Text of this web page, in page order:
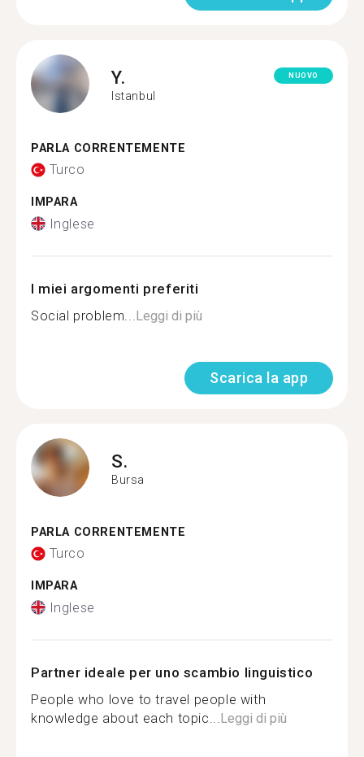
Y.
Istanbul
NUOVO
PARLA CORRENTEMENTE
Turco
IMPARA
Inglese
I miei argomenti preferiti
Social problem... Leggi di più
Scarica la app
S.
Bursa
PARLA CORRENTEMENTE
Turco
IMPARA
Inglese
Partner ideale per uno scambio linguistico
People who love to travel people with
knowledge about each topic... Leggi di più